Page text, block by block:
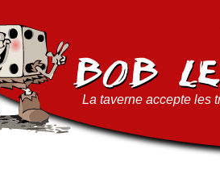
La taverne accepte les